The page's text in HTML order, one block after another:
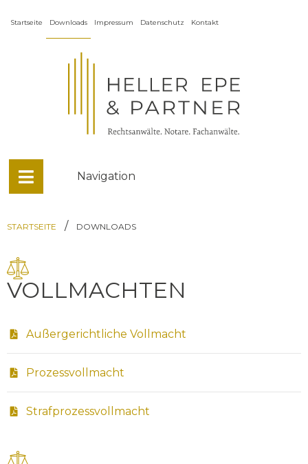
Startseite Downloads Impressum Datenschutz Kontakt
Navigation
STARTSEITE / DOWNLOADS
VOLLMACHTEN
Außergerichtliche Vollmacht
Prozessvollmacht
Strafprozessvollmacht